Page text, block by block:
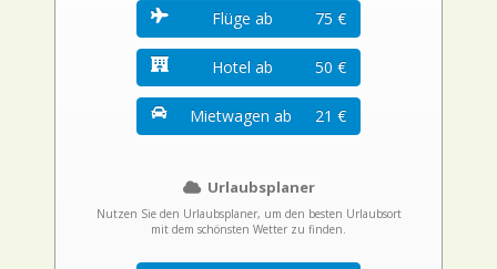
Flüge ab 75 €
Hotel ab 50 €
Mietwagen ab 21 €
Urlaubsplaner
Nutzen Sie den Urlaubsplaner, um den besten Urlaubsort
mit dem schönsten Wetter zu finden.